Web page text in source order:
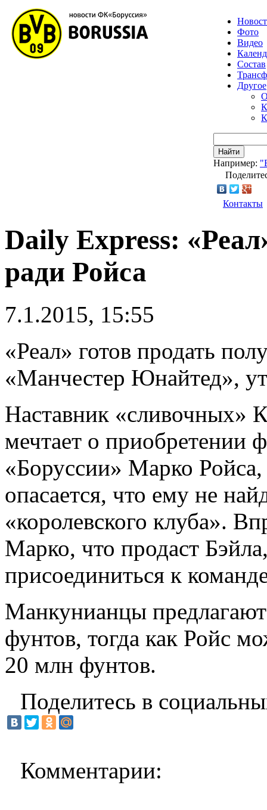
Фото
Видео
Состав
Другое
Найти
Например:
Контакты
Daily Express:
ради Ройса
7.1.2015, 15:55
«Реал» готов продать
«Манчестер Юнайтед»,
Наставник «сливочных»
мечтает о приобретении
«Боруссии» Марко
опасается, что ему не
«королевского клуба».
Марко, что продаст
присоединиться к
Манкунианцы
фунтов, тогда как Ройс
20 млн фунтов.
Поделитесь в
Комментарии: